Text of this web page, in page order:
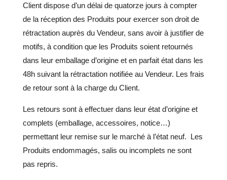
Client dispose d’un délai de quatorze jours à compter
de la réception des Produits pour exercer son droit de
rétractation auprès du Vendeur, sans avoir à justifier de
motifs, à condition que les Produits soient retournés
dans leur emballage d’origine et en parfait état dans les
48h suivant la rétractation notifiée au Vendeur. Les frais
de retour sont à la charge du Client.
Les retours sont à effectuer dans leur état d’origine et
complets (emballage, accessoires, notice…)
permettant leur remise sur le marché à l’état neuf. Les
Produits endommagés, salis ou incomplets ne sont
pas repris.